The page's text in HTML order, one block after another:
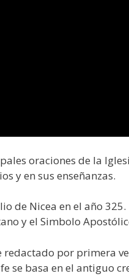
oraciones de la
y en sus enseñanzas.
de Nicea en el año
y el Simbolo
por primera
se basa en el antiguo